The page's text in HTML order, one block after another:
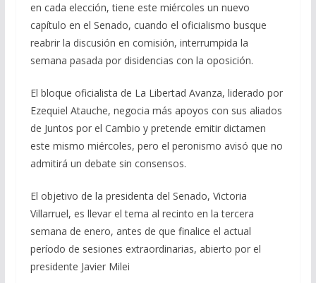
en cada elección, tiene este miércoles un nuevo
capítulo en el Senado, cuando el oficialismo busque
reabrir la discusión en comisión, interrumpida la
semana pasada por disidencias con la oposición.
El bloque oficialista de La Libertad Avanza, liderado por
Ezequiel Atauche, negocia más apoyos con sus aliados
de Juntos por el Cambio y pretende emitir dictamen
este mismo miércoles, pero el peronismo avisó que no
admitirá un debate sin consensos.
El objetivo de la presidenta del Senado, Victoria
Villarruel, es llevar el tema al recinto en la tercera
semana de enero, antes de que finalice el actual
período de sesiones extraordinarias, abierto por el
presidente Javier Milei